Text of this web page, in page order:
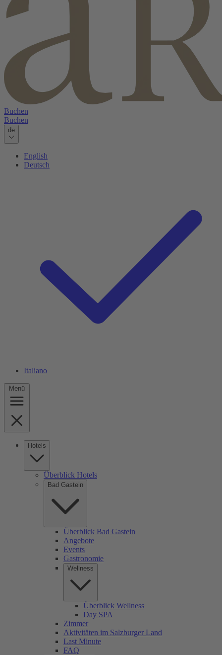
Buchen
Buchen
de
English
Deutsch
Italiano
Menü
Hotels
Überblick Hotels
Bad Gastein
Überblick Bad Gastein
Angebote
Events
Gastronomie
Wellness
Überblick Wellness
Day SPA
Zimmer
Aktivitäten im Salzburger Land
Last Minute
FAQ